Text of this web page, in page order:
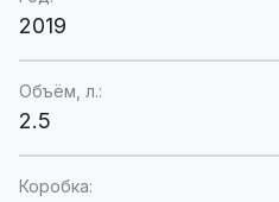
2019
Объём, л.:
2.5
Коробка: